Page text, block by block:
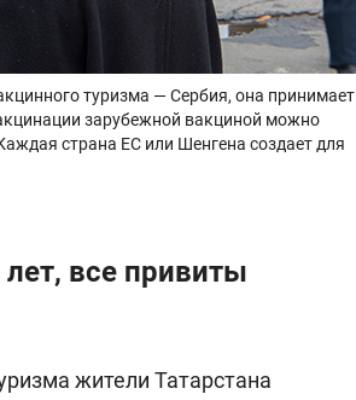
туризма — Сербия, она принимает
зарубежной вакциной можно
страна ЕС или Шенгена создает для
все привиты
жители Татарстана